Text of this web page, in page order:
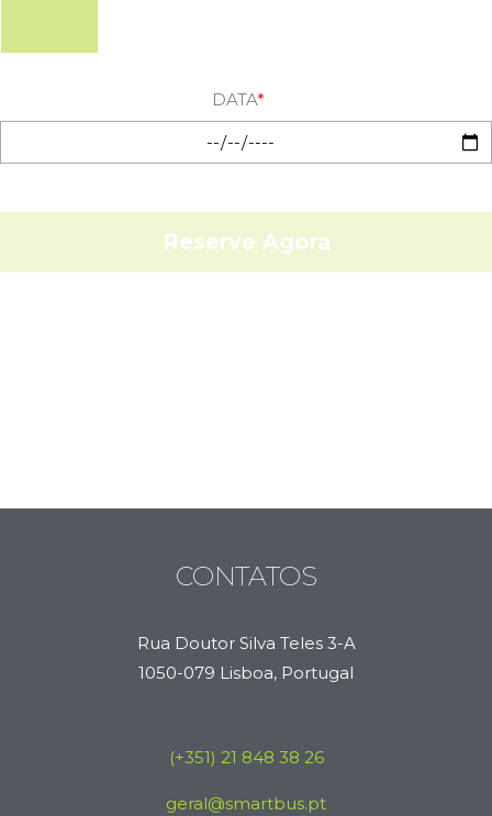
DATA*
Reserve Agora
CONTATOS
Rua Doutor Silva Teles 3-A
1050-079 Lisboa, Portugal
(+351) 21 848 38 26
geral@smartbus.pt